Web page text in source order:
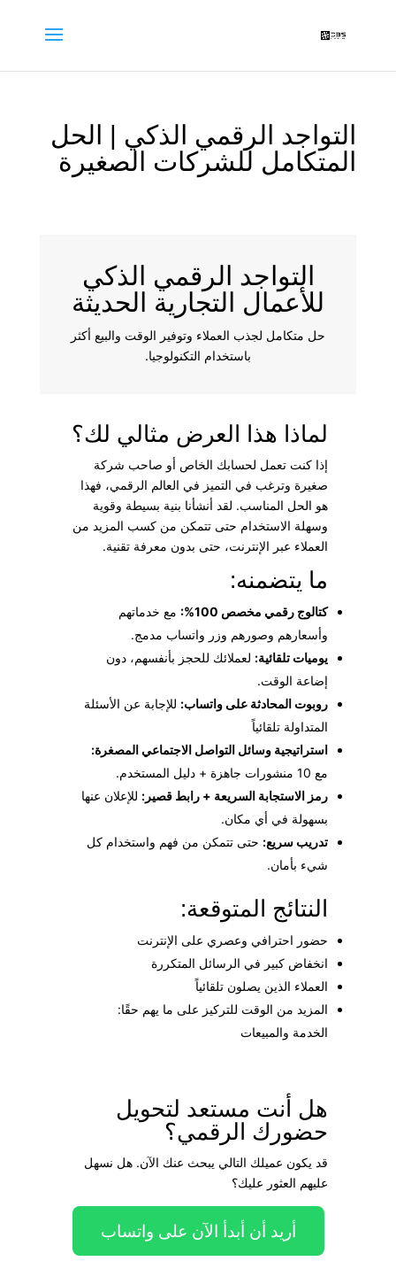
التواجد الرقمي الذكي | الحل
المتكامل للشركات الصغيرة
التواجد الرقمي الذكي
للأعمال التجارية الحديثة
حل متكامل لجذب العملاء وتوفير الوقت والبيع أكثر
باستخدام التكنولوجيا.
لماذا هذا العرض مثالي لك؟
إذا كنت تعمل لحسابك الخاص أو صاحب شركة
صغيرة وترغب في التميز في العالم الرقمي، فهذا
هو الحل المناسب. لقد أنشأنا بنية بسيطة وقوية
وسهلة الاستخدام حتى تتمكن من كسب المزيد من
العملاء عبر الإنترنت، حتى بدون معرفة تقنية.
ما يتضمنه:
كتالوج رقمي مخصص 100%:
مع خدماتهم
وأسعارهم وصورهم وزر واتساب مدمج.
يوميات تلقائية: لعملائك للحجز بأنفسهم، دون
إضاعة الوقت.
روبوت المحادثة على واتساب: للإجابة عن الأسئلة
المتداولة تلقائياً
استراتيجية وسائل التواصل الاجتماعي المصغرة:
مع 10 منشورات جاهزة + دليل المستخدم.
رمز الاستجابة السريعة + رابط قصير: للإعلان عنها
بسهولة في أي مكان.
تدريب سريع: حتى تتمكن من فهم واستخدام كل
شيء بأمان.
النتائج المتوقعة:
حضور احترافي وعصري على الإنترنت
انخفاض كبير في الرسائل المتكررة
العملاء الذين يصلون تلقائياً
المزيد من الوقت للتركيز على ما يهم حقًا:
الخدمة والمبيعات
هل أنت مستعد لتحويل
حضورك الرقمي؟
قد يكون عميلك التالي يبحث عنك الآن. هل نسهل
عليهم العثور عليك؟
أريد أن أبدأ الآن على واتساب